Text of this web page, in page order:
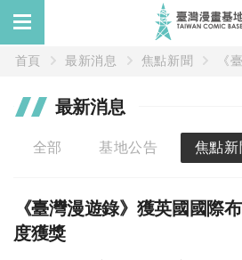
首頁 最新消息 焦點新聞 《
最新消息
全部 基地公告 焦點新
《臺灣漫遊錄》獲英國國際
度獲獎